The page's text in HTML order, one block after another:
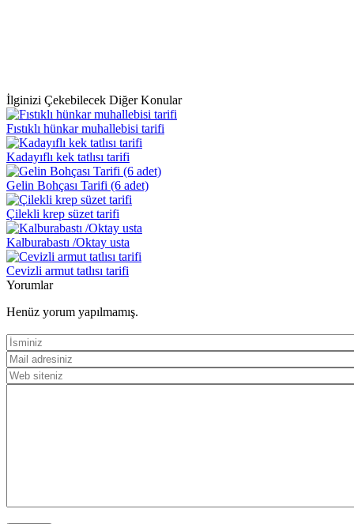
İlginizi Çekebilecek Diğer Konular
Fıstıklı hünkar muhallebisi tarifi
Kadayıflı kek tatlısı tarifi
Gelin Bohçası Tarifi (6 adet)
Çilekli krep süzet tarifi
Kalburabastı /Oktay usta
Cevizli armut tatlısı tarifi
Yorumlar
Henüz yorum yapılmamış.